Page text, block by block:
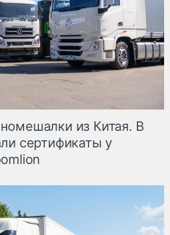
из Китая. В
сертификаты у